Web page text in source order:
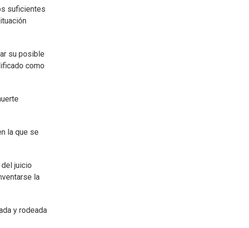
suficientes
su posible
como
la que se
juicio
la
y rodeada